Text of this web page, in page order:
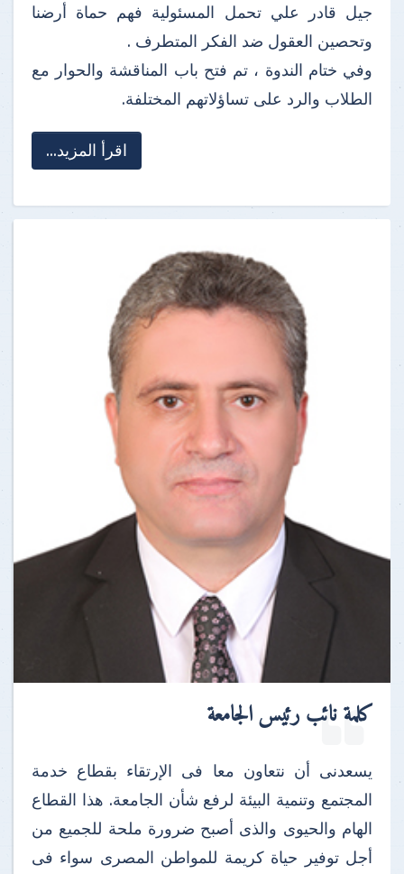
جيل قادر علي تحمل المسئولية فهم حماة أرضنا
وتحصين العقول ضد الفكر المتطرف .
وفي ختام الندوة ، تم فتح باب المناقشة والحوار مع
الطلاب والرد على تساؤلاتهم المختلفة.
اقرأ المزيد...
كلمة نائب رئيس الجامعة
يسعدنى أن نتعاون معا فى الإرتقاء بقطاع خدمة
المجتمع وتنمية البيئة لرفع شأن الجامعة. هذا القطاع
الهام والحيوى والذى أصبح ضرورة ملحة للجميع من
أجل توفير حياة كريمة للمواطن المصرى سواء فى